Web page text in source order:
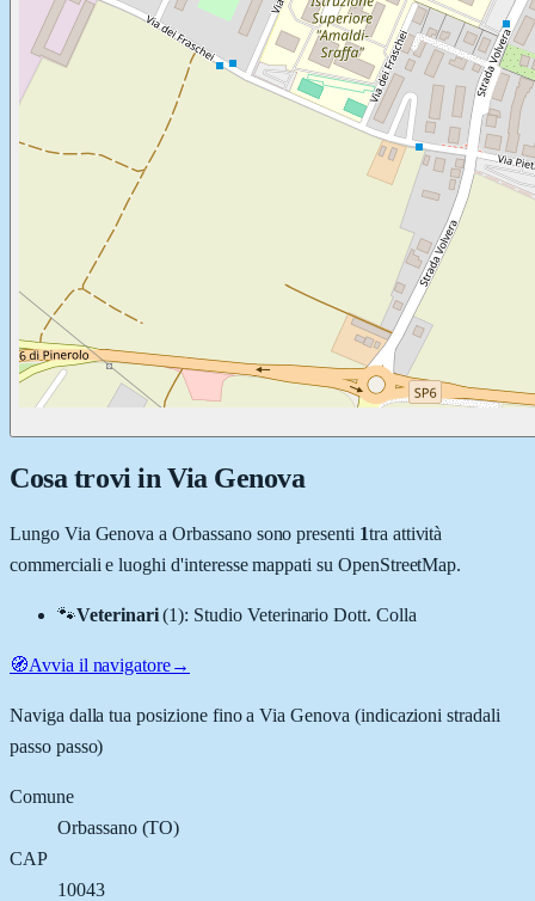
Cosa trovi in Via Genova
Lungo Via Genova aOrbassanosono presenti 1tra attività
commerciali e luoghi d'interesse mappati su OpenStreetMap.
🐾Veterinari (1): Studio Veterinario Dott. Colla
🧭Avvia il navigatore→
Naviga dalla tua posizione fino aVia Genova (indicazioni stradali
passo passo)
Comune
Orbassano(TO)
CAP
10043